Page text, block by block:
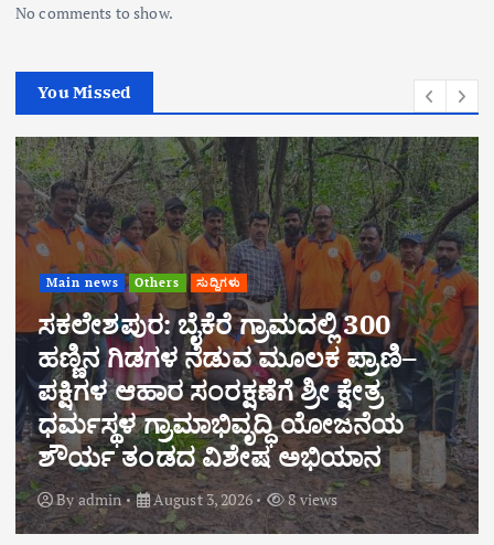
No comments to show.
You Missed
ಗ್ರಾಮದಲ್ಲಿ 300
ಮೂಲಕ ಪ್ರಾಣಿ–
ಶ್ರೀ ಕ್ಷೇತ್ರ
ಯೋಜನೆಯ
ಅಭಿಯಾನ
8 views
Main news Others
ಕಾಡಾನೆ ದಾಳಿಯಲ್ಲಿ
ಗೌಡರ
ಸಾಂತ್ವನ –
Byadmin August 2,